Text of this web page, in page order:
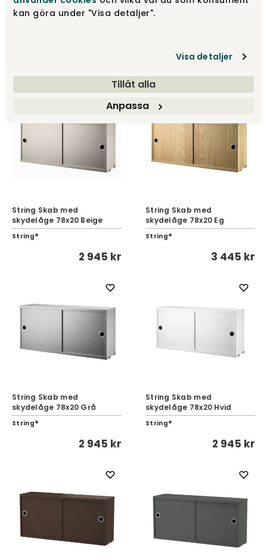
kan göra under "Visa detaljer".
Visa detaljer
Tillåt alla
Anpassa
String Skab med
skydelåge 78x20 Beige
String®
2 945 kr
String Skab med
skydelåge 78x20 Eg
String®
3 445 kr
String Skab med
skydelåge 78x20 Grå
String®
2 945 kr
String Skab med
skydelåge 78x20 Hvid
String®
2 945 kr